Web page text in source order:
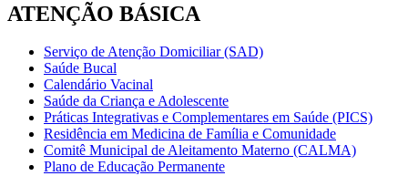
ATENÇÃO BÁSICA
Serviço de Atenção Domiciliar (SAD)
Saúde Bucal
Calendário Vacinal
Saúde da Criança e Adolescente
Práticas Integrativas e Complementares em Saúde (PICS)
Residência em Medicina de Família e Comunidade
Comitê Municipal de Aleitamento Materno (CALMA)
Plano de Educação Permanente